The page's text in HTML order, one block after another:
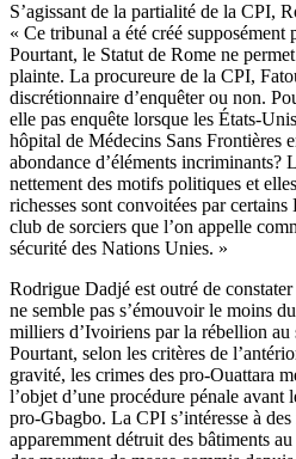
S’agissant de la partialité de la CPI,
« Ce tribunal a été créé supposément
Pourtant, le Statut de Rome ne
plainte. La procureure de la CPI,
discrétionnaire d’enquêter ou non.
elle pas enquête lorsque les États-
hôpital de Médecins Sans Frontières
abondance d’éléments incriminants?
nettement des motifs politiques et
richesses sont convoitées par
club de sorciers que l’on appelle
sécurité des Nations Unies. »
Rodrigue Dadjé est outré de
ne semble pas s’émouvoir le moins
milliers d’Ivoiriens par la rébellion au
Pourtant, selon les critères de
gravité, les crimes des pro-Ouattara
l’objet d’une procédure pénale avant
pro-Gbagbo. La CPI s’intéresse à
apparemment détruit des bâtiments